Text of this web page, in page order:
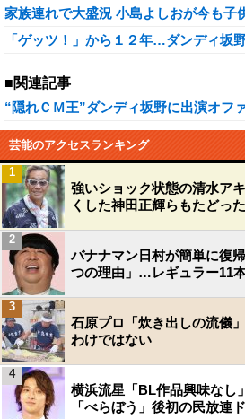
家族連れで大盛況 小島よしおが今も子
「ゲッツ！」から１２年…ダンディ坂
■関連記事
“隠れＣＭ王”ダンディ坂野に出演オフ
芸能のアクセスランキング
強いショック状態の清水ア
くした神田正輝らもたどっ
1
バナナマン日村が簡単に復
つの理由」…レギュラー11
2
石原プロ「炊き出しの流儀
わけではない
3
横浜流星「BL作品興味なし
「べらぼう」後初の民放連
4